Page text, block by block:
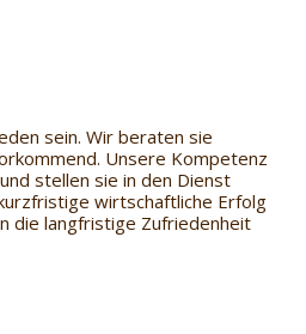
sein. Wir beraten sie
Unsere Kompetenz
stellen sie in den Dienst
wirtschaftliche Erfolg
die langfristige Zufriedenheit